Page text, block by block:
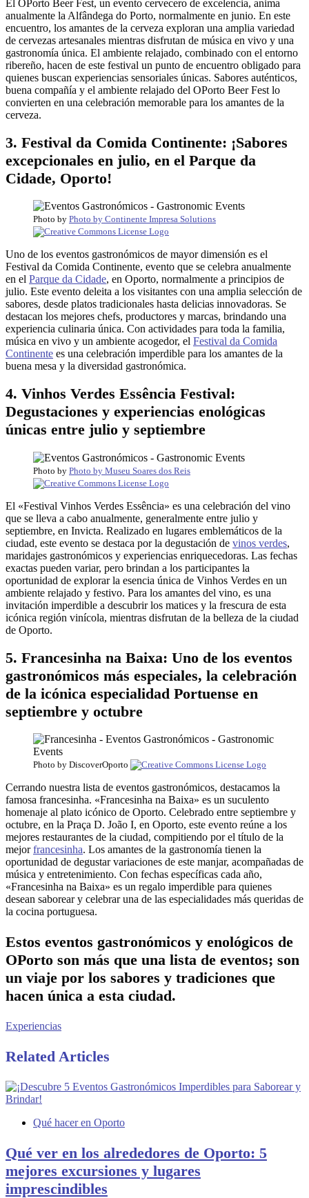
El OPorto Beer Fest, un evento cervecero de excelencia, anima
anualmente la Alfândega do Porto, normalmente en junio. En este
encuentro, los amantes de la cerveza exploran una amplia variedad
de cervezas artesanales mientras disfrutan de música en vivo y una
gastronomía única. El ambiente relajado, combinado con el entorno
ribereño, hacen de este festival un punto de encuentro obligado para
quienes buscan experiencias sensoriales únicas. Sabores auténticos,
buena compañía y el ambiente relajado del OPorto Beer Fest lo
convierten en una celebración memorable para los amantes de la
cerveza.
3. Festival da Comida Continente: ¡Sabores
excepcionales en julio, en el Parque da
Cidade, Oporto!
Photo by Photo by Continente Impresa Solutions
Uno de los eventos gastronómicos de mayor dimensión es el
Festival da Comida Continente, evento que se celebra anualmente
en el Parque da Cidade, en Oporto, normalmente a principios de
julio. Este evento deleita a los visitantes con una amplia selección de
sabores, desde platos tradicionales hasta delicias innovadoras. Se
destacan los mejores chefs, productores y marcas, brindando una
experiencia culinaria única. Con actividades para toda la familia,
música en vivo y un ambiente acogedor, el Festival da Comida
Continente es una celebración imperdible para los amantes de la
buena mesa y la diversidad gastronómica.
4. Vinhos Verdes Essência Festival:
Degustaciones y experiencias enológicas
únicas entre julio y septiembre
Photo by Photo by Museu Soares dos Reis
El «Festival Vinhos Verdes Essência» es una celebración del vino
que se lleva a cabo anualmente, generalmente entre julio y
septiembre, en Invicta. Realizado en lugares emblemáticos de la
ciudad, este evento se destaca por la degustación de vinos verdes,
maridajes gastronómicos y experiencias enriquecedoras. Las fechas
exactas pueden variar, pero brindan a los participantes la
oportunidad de explorar la esencia única de Vinhos Verdes en un
ambiente relajado y festivo. Para los amantes del vino, es una
invitación imperdible a descubrir los matices y la frescura de esta
icónica región vinícola, mientras disfrutan de la belleza de la ciudad
de Oporto.
5. Francesinha na Baixa: Uno de los eventos
gastronómicos más especiales, la celebración
de la icónica especialidad Portuense en
septiembre y octubre
Photo by DiscoverOporto
Cerrando nuestra lista de eventos gastronómicos, destacamos la
famosa francesinha. «Francesinha na Baixa» es un suculento
homenaje al plato icónico de Oporto. Celebrado entre septiembre y
octubre, en la Praça D. João I, en Oporto, este evento reúne a los
mejores restaurantes de la ciudad, compitiendo por el título de la
mejorfrancesinha. Los amantes de la gastronomía tienen la
oportunidad de degustar variaciones de este manjar, acompañadas de
música y entretenimiento. Con fechas específicas cada año,
«Francesinha na Baixa» es un regalo imperdible para quienes
desean saborear y celebrar una de las especialidades más queridas de
la cocina portuguesa.
Estos eventos gastronómicos y enológicos de
OPorto son más que una lista de eventos; son
un viaje por los sabores y tradiciones que
hacen única a esta ciudad.
Experiencias
Related Articles
Qué hacer en Oporto
Qué ver en los alrededores de Oporto: 5
mejores excursiones y lugares
imprescindibles